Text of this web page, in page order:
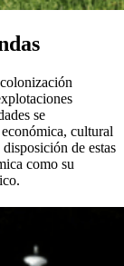
se
cultural
de estas
como su